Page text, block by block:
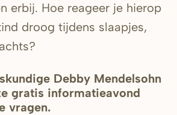
erbij. Hoe reageer je hierop
droog tijdens slaapjes,
Debby Mendelsohn
gratis informatieavond
vragen.